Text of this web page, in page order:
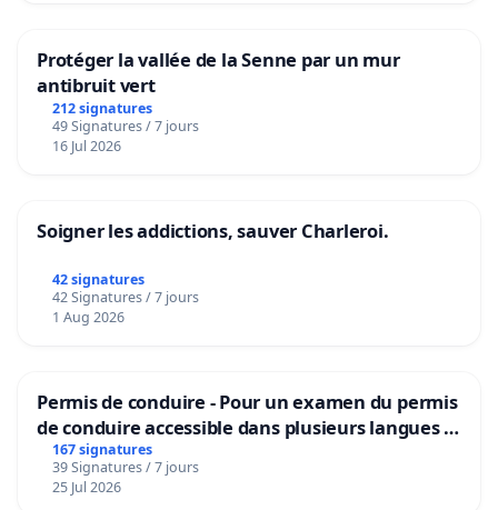
Protéger la vallée de la Senne par un mur
antibruit vert
212 signatures
49 Signatures / 7 jours
16 Jul 2026
Soigner les addictions, sauver Charleroi.
42 signatures
42 Signatures / 7 jours
1 Aug 2026
Permis de conduire - Pour un examen du permis
de conduire accessible dans plusieurs langues à
Bruxelles
167 signatures
39 Signatures / 7 jours
25 Jul 2026